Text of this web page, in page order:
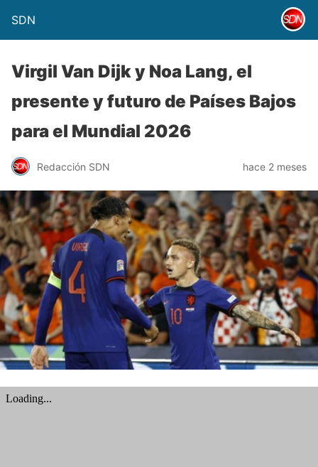
SDN
Virgil Van Dijk y Noa Lang, el
presente y futuro de Países Bajos
para el Mundial 2026
Redacción SDN hace 2 meses